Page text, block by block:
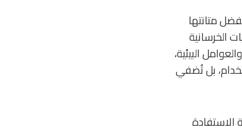
متانتها
الخرسانية
البيئية،
بل تُضفي
الاستفادة